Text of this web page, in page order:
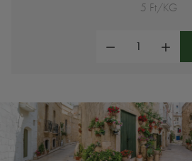
5 Ft/KG